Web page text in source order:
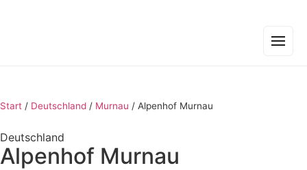
Start / Deutschland / Murnau / Alpenhof Murnau
Deutschland
Alpenhof Murnau